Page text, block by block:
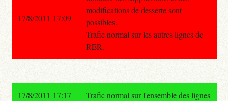
modifications de desserte sont
possibles.
Trafic normal sur les autres lignes de
RER.
17/8/2011 17:09
17/8/2011 17:17
Trafic normal sur l'ensemble des lignes